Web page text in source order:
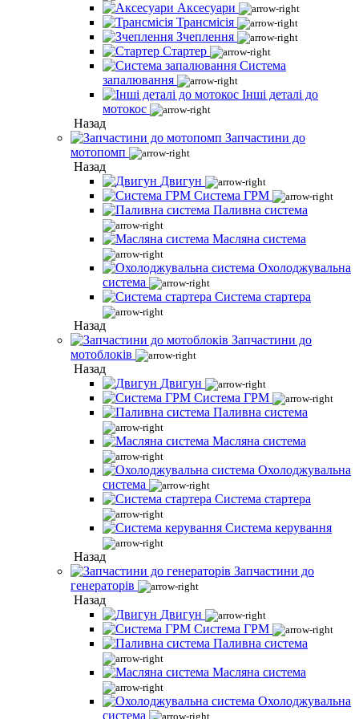
Аксесуари
Трансмісія
Зчеплення
Стартер
Система
запалювання
Інші деталі до
мотокос
Назад
Запчастини до
мотопомп
Назад
Двигун
Система ГРМ
Паливна система
Масляна система
Охолоджувальна
система
Система стартера
Назад
Запчастини до
мотоблоків
Назад
Двигун
Система ГРМ
Паливна система
Масляна система
Охолоджувальна
система
Система стартера
Система керування
Назад
Запчастини до
генераторів
Назад
Двигун
Система ГРМ
Паливна система
Масляна система
Охолоджувальна
система